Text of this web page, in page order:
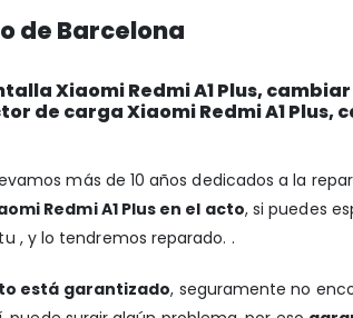
de Barcelona
Xiaomi Redmi A1 Plus,
de carga Xiaomi Redmi A1
más de 10 años dedicados a la
Redmi A1 Plus en el acto, si puedes
, y lo tendremos reparado. .
está garantizado, seguramente no